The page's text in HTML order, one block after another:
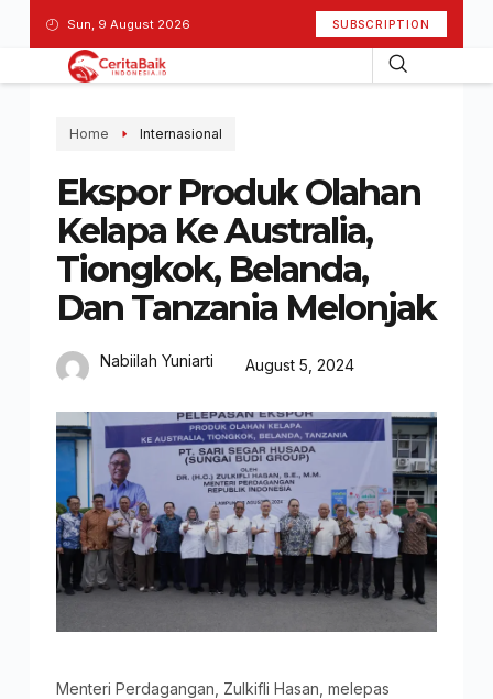
Sun, 9 August 2026 SUBSCRIPTION
Home Internasional
Ekspor Produk Olahan
Kelapa Ke Australia,
Tiongkok, Belanda,
Dan Tanzania Melonjak
Nabiilah Yuniarti August 5, 2024
Menteri Perdagangan, Zulkifli Hasan, melepas